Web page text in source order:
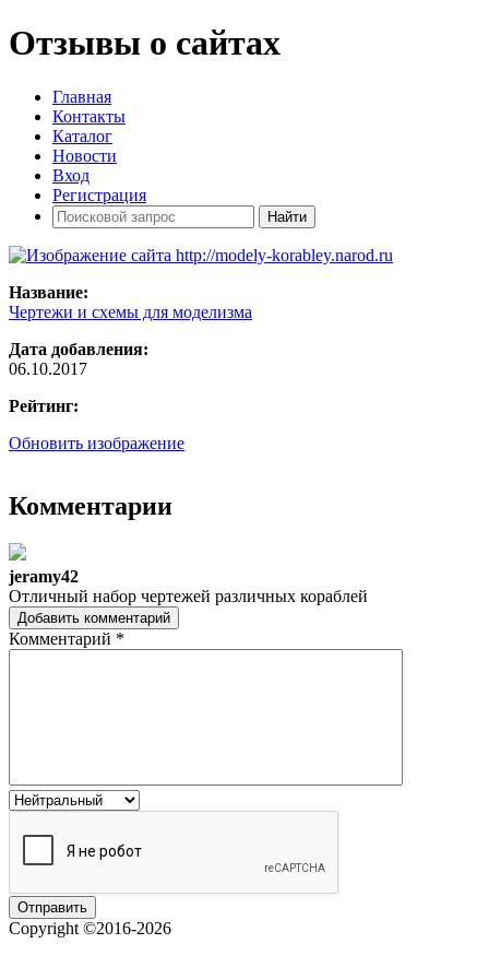
Отзывы о сайтах
Главная
Контакты
Каталог
Новости
Вход
Регистрация
Название:
Чертежи и схемы для моделизма
Дата добавления:
06.10.2017
Рейтинг:
Обновить изображение
Комментарии
jeramy42
Отличный набор чертежей различных кораблей
Добавить комментарий
Комментарий *
Copyright ©2016-2026